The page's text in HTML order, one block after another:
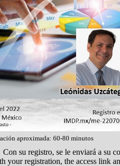
aproximada: 60-80 minutos
Con su registro, se le enviará a su
your registration, the access link